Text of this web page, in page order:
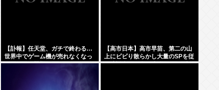
【訃報】任天堂、ガチで終わる…
世界中でゲーム機が売れなくなっ
てしまった模様
【高市日本】高市早苗、第二の山
上にビビり散らかし大量のSPを従
え演説台にも全面防弾ガラスを設